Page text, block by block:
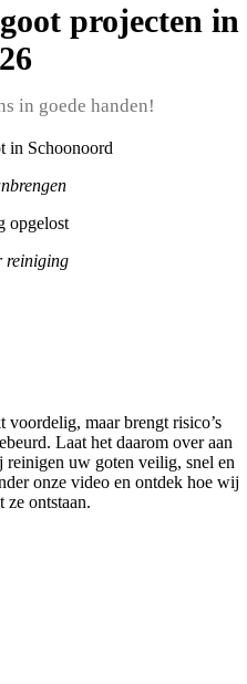
projecten in
in goede handen!
reiniging
maar brengt risico’s
Laat het daarom over aan
uw goten veilig, snel en
onze video en ontdek hoe wij
ontstaan.